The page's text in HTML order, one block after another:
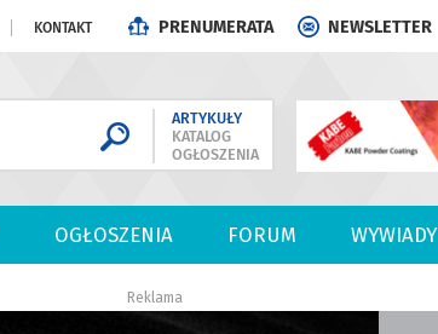
KONTAKT PRENUMERATA NEWSLETTER
ARTYKUŁY
KATALOG
OGŁOSZENIA
OGŁOSZENIA FORUM WYWIADY
Reklama